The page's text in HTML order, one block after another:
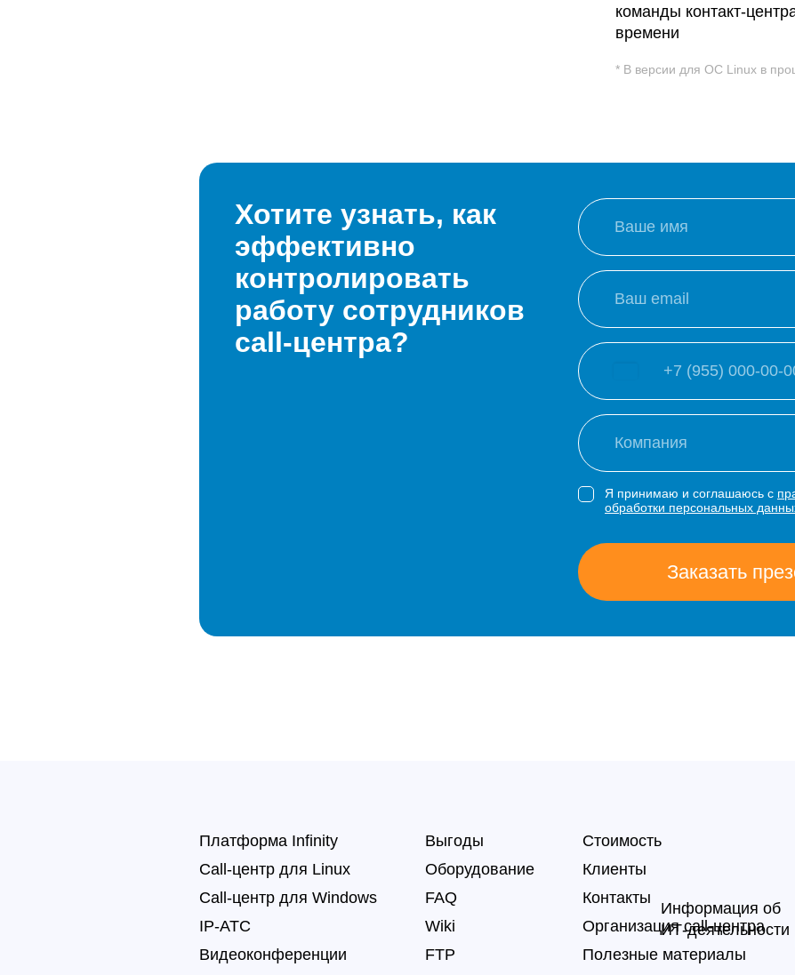
команды контакт-
времени
* В версии для ОС Linux в
Хотите узнать, как
эффективно
контролировать
работу сотрудников
call-центра?
Я принимаю и соглашаюсь с
обработки персональных
Заказать
Платформа Infinity
Call-центр для Linux
Call-центр для Windows
IP-АТС
Видеоконференции
Выгоды
Оборудование
FAQ
Wiki
FTP
Стоимость
Клиенты
Контакты
Организация call-центра
Полезные материалы
Информация об
ИТ-деятельности